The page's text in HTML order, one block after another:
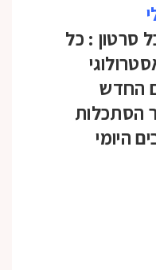
סרטון : כל
החדש
הסתכלות
היומי